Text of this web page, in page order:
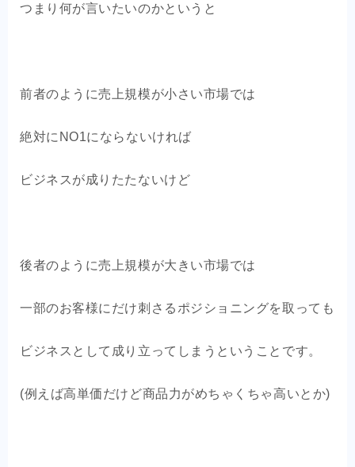
つまり何が言いたいのかというと
前者のように売上規模が小さい市場では
絶対にNO1にならないければ
ビジネスが成りたたないけど
後者のように売上規模が大きい市場では
一部のお客様にだけ刺さるポジショニングを取っても
ビジネスとして成り立ってしまうということです。
(例えば高単価だけど商品力がめちゃくちゃ高いとか)